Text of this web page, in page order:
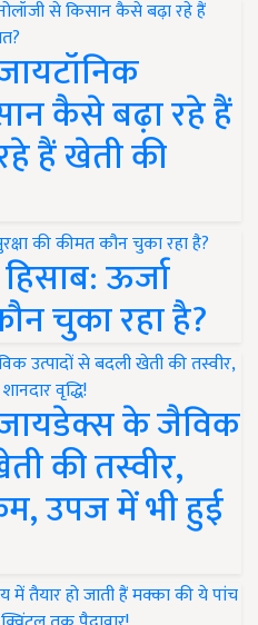
कैसे बढ़ा रहे हैं
हैं खेती की
ऊर्जा
चुका रहा है?
के जैविक
की तस्वीर,
उपज में भी हुई